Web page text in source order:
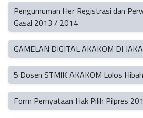
Pengumuman Her Registrasi dan
Gasal 2013 / 2014
GAMELAN DIGITAL AKAKOM DI
5 Dosen STMIK AKAKOM Lolos Hibah
Form Pernyataan Hak Pilih Pilpres